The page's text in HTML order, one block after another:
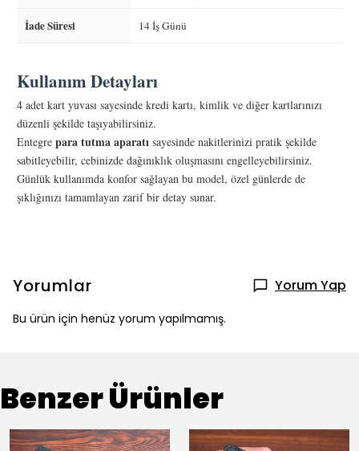
İade Süresi 14 İş Günü
Kullanım Detayları
4 adet kart yuvası sayesinde kredi kartı, kimlik ve diğer kartlarınızı
düzenli şekilde taşıyabilirsiniz.
Entegre para tutma aparatı sayesinde nakitlerinizi pratik şekilde
sabitleyebilir, cebinizde dağınıklık oluşmasını engelleyebilirsiniz.
Günlük kullanımda konfor sağlayan bu model, özel günlerde de
şıklığınızı tamamlayan zarif bir detay sunar.
Yorumlar Yorum Yap
Bu ürün için henüz yorum yapılmamış.
Benzer Ürünler